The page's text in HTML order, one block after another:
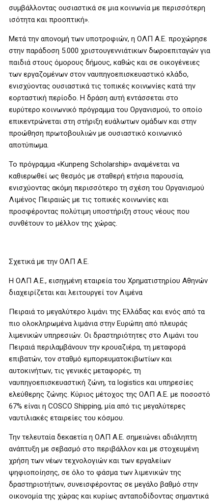
συμβάλλοντας ουσιαστικά σε μια κοινωνία με περισσότερη
ισότητα και προοπτική».
Μετά την απονομή των υποτροφιών, η ΟΛΠ Α.Ε. προχώρησε
στην παράδοση 5.000 χριστουγεννιάτικων δωροεπιταγών για
παιδιά στους όμορους δήμους, καθώς και σε οικογένειες
των εργαζομένων στον ναυπηγοεπισκευαστικό κλάδο,
ενισχύοντας ουσιαστικά τις τοπικές κοινωνίες κατά την
εορταστική περίοδο. Η δράση αυτή εντάσσεται στο
ευρύτερο κοινωνικό πρόγραμμα του Οργανισμού, το οποίο
επικεντρώνεται στη στήριξη ευάλωτων ομάδων και στην
προώθηση πρωτοβουλιών με ουσιαστικό κοινωνικό
αποτύπωμα.
Το πρόγραμμα «Kunpeng Scholarship» αναμένεται να
καθιερωθεί ως θεσμός με σταθερή ετήσια παρουσία,
ενισχύοντας ακόμη περισσότερο τη σχέση του Οργανισμού
Λιμένος Πειραιώς με τις τοπικές κοινωνίες και
προσφέροντας πολύτιμη υποστήριξη στους νέους που
συνθέτουν το μέλλον της χώρας.
Σχετικά με την ΟΛΠ Α.Ε.
Η ΟΛΠ Α.Ε., εισηγμένη εταιρεία του Χρηματιστηρίου Αθηνών
διαχειρίζεται και λειτουργεί τον Λιμένα
Πειραιά το μεγαλύτερο λιμάνι της Ελλάδας και ενός από τα
πιο ολοκληρωμένα λιμάνια στην Ευρώπη από πλευράς
λιμενικών υπηρεσιών. Οι δραστηριότητες στο Λιμάνι του
Πειραιά περιλαμβάνουν την κρουαζιέρα, τη μεταφορά
επιβατών, τον σταθμό εμπορευματοκιβωτίων και
αυτοκινήτων, τις γενικές μεταφορές, τη
ναυπηγοεπισκευαστική ζώνη, τα logistics και υπηρεσίες
ελεύθερης ζώνης. Κύριος μέτοχος της ΟΛΠ Α.Ε. με ποσοστό
67% είναι η COSCO Shipping, μία από τις μεγαλύτερες
ναυτιλιακές εταιρείες του κόσμου.
Την τελευταία δεκαετία η ΟΛΠ Α.Ε. σημειώνει αδιάληπτη
ανάπτυξη με σεβασμό στο περιβάλλον και με στοχευμένη
χρήση των νέων τεχνολογιών και των εργαλείων
ψηφιοποίησης, σε όλο το φάσμα των λιμενικών της
δραστηριοτήτων, συνεισφέροντας σε μεγάλο βαθμό στην
οικονομία της χώρας και κυρίως ανταποδίδοντας σημαντικά